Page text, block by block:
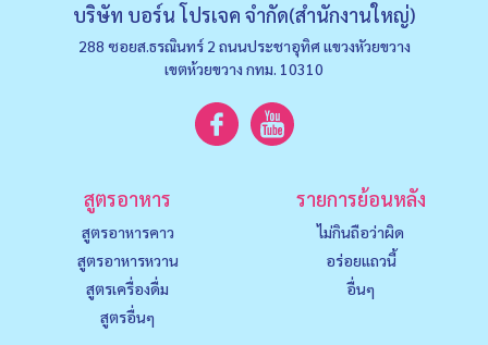
บริษัท บอร์น โปรเจค จำกัด(สำนักงานใหญ่)
288 ซอยส.ธรณินทร์ 2 ถนนประชาอุทิศ แขวงหัวยขวาง
เขตห้วยขวาง กทม. 10310
สูตรอาหาร
สูตรอาหารคาว
สูตรอาหารหวาน
สูตรเครื่องดื่ม
สูตรอื่นๆ
รายการย้อนหลัง
ไม่กินถือว่าผิด
อร่อยแถวนี้
อื่นๆ